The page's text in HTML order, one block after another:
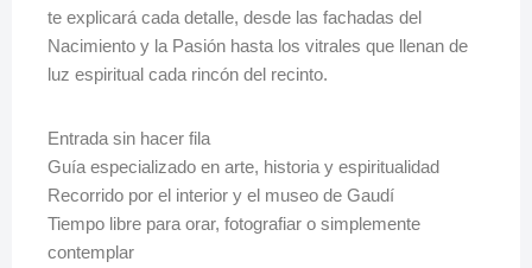
te explicará cada detalle, desde las fachadas del
Nacimiento y la Pasión hasta los vitrales que llenan de
luz espiritual cada rincón del recinto.
Entrada sin hacer fila
Guía especializado en arte, historia y espiritualidad
Recorrido por el interior y el museo de Gaudí
Tiempo libre para orar, fotografiar o simplemente
contemplar